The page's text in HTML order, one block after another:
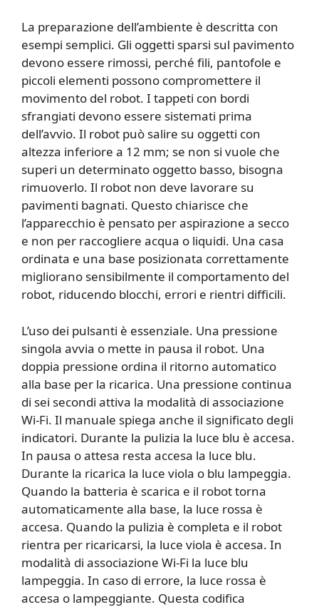
La preparazione dell’ambiente è descritta con
esempi semplici. Gli oggetti sparsi sul pavimento
devono essere rimossi, perché fili, pantofole e
piccoli elementi possono compromettere il
movimento del robot. I tappeti con bordi
sfrangiati devono essere sistemati prima
dell’avvio. Il robot può salire su oggetti con
altezza inferiore a 12 mm; se non si vuole che
superi un determinato oggetto basso, bisogna
rimuoverlo. Il robot non deve lavorare su
pavimenti bagnati. Questo chiarisce che
l’apparecchio è pensato per aspirazione a secco
e non per raccogliere acqua o liquidi. Una casa
ordinata e una base posizionata correttamente
migliorano sensibilmente il comportamento del
robot, riducendo blocchi, errori e rientri difficili.
L’uso dei pulsanti è essenziale. Una pressione
singola avvia o mette in pausa il robot. Una
doppia pressione ordina il ritorno automatico
alla base per la ricarica. Una pressione continua
di sei secondi attiva la modalità di associazione
Wi-Fi. Il manuale spiega anche il significato degli
indicatori. Durante la pulizia la luce blu è accesa.
In pausa o attesa resta accesa la luce blu.
Durante la ricarica la luce viola o blu lampeggia.
Quando la batteria è scarica e il robot torna
automaticamente alla base, la luce rossa è
accesa. Quando la pulizia è completa e il robot
rientra per ricaricarsi, la luce viola è accesa. In
modalità di associazione Wi-Fi la luce blu
lampeggia. In caso di errore, la luce rossa è
accesa o lampeggiante. Questa codifica